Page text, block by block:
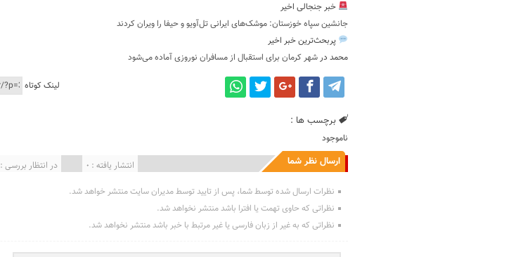
خبر جنجالی اخیر
جانشین سپاه خوزستان: موشک‌های ایرانی تل‌آویو و حیفا را ویران کردند
پربحث‌ترین خبر اخیر
محمد درشهر کرمان برای استقبال از مسافران نوروزی آماده می‌شود
لینک کوتاه
برچسب ها :
ناموجود
ارسال نظر شما در انتظار بررسی : 0 انتشار یافته : 0
نظرات ارسال شده توسط شما، پس از تایید توسط مدیران سایت منتشر خواهد شد.
نظراتی که حاوی تهمت یا افترا باشد منتشر نخواهد شد.
نظراتی که به غیر از زبان فارسی یا غیر مرتبط با خبر باشد منتشر نخواهد شد.